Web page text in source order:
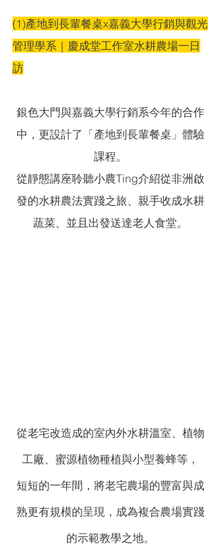
(1)產地到長輩餐桌x嘉義大學行銷與觀光
管理學系｜慶成堂工作室水耕農場一日
訪
銀色大門與嘉義大學行銷系今年的合作
中，更設計了「產地到長輩餐桌」體驗
課程。
從靜態講座聆聽小農Ting介紹從非洲啟
發的水耕農法實踐之旅、親手收成水耕
蔬菜、並且出發送達老人食堂。
從老宅改造成的室內外水耕溫室、植物
工廠、蜜源植物種植與小型養蜂等，
短短的一年間，將老宅農場的豐富與成
熟更有規模的呈現，成為複合農場實踐
的示範教學之地。